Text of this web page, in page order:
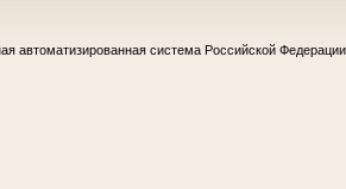
автоматизированная система Российской